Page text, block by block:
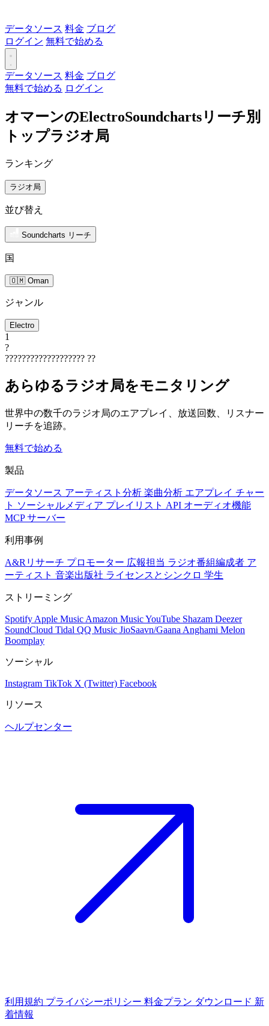
データソース 料金 ブログ
ログイン 無料で始める
データソース 料金 ブログ
無料で始める ログイン
オマーンのElectroSoundchartsリーチ別
トップラジオ局
ランキング
ラジオ局
並び替え
Soundcharts リーチ
国
🇴🇲 Oman
ジャンル
Electro
1
?
??????????????????? ??
あらゆるラジオ局をモニタリング
世界中の数千のラジオ局のエアプレイ、放送回数、リスナー
リーチを追跡。
無料で始める
製品
データソース アーティスト分析 楽曲分析 エアプレイ チャー
ト ソーシャルメディア プレイリスト API オーディオ機能
MCP サーバー
利用事例
A&Rリサーチ プロモーター 広報担当 ラジオ番組編成者 ア
ーティスト 音楽出版社 ライセンスとシンクロ 学生
ストリーミング
Spotify Apple Music Amazon MusicYouTube Shazam Deezer
SoundCloud Tidal QQ Music JioSaavn/Gaana Anghami Melon
Boomplay
ソーシャル
Instagram TikTok X (Twitter) Facebook
リソース
ヘルプセンター
利用規約 プライバシーポリシー 料金プラン ダウンロード 新
着情報